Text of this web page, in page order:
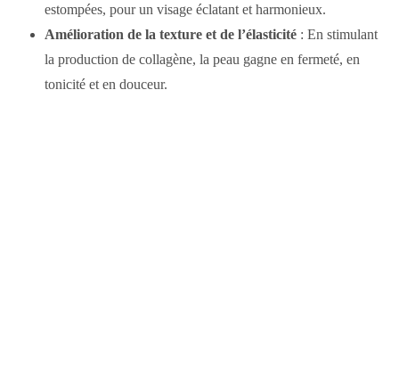
estompées, pour un visage éclatant et harmonieux.
Amélioration de la texture et de l’élasticité : En stimulant
la production de collagène, la peau gagne en fermeté, en
tonicité et en douceur.